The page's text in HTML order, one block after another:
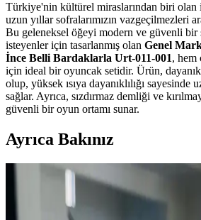
Türkiye'nin kültürel miraslarından biri olan
uzun yıllar sofralarımızın vazgeçilmezleri
Bu geleneksel öğeyi modern ve güvenli bir
isteyenler için tasarlanmış olan Genel
İnce Belli Bardaklarla Urt-011-001, hem
için ideal bir oyuncak setidir. Ürün,
olup, yüksek ısıya dayanıklılığı sayesinde
sağlar. Ayrıca, sızdırmaz demliği ve
güvenli bir oyun ortamı sunar.
Ayrıca Bakınız
Panayır Helvası: Geleneksel ve
Türk Mutfağının Sevilen Tatlısı